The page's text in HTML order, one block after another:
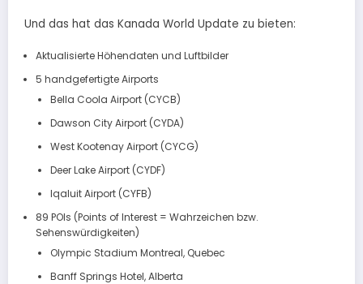
Und das hat das Kanada World Update zu bieten:
Aktualisierte Höhendaten und Luftbilder
5 handgefertigte Airports
Bella Coola Airport (CYCB)
Dawson City Airport (CYDA)
West Kootenay Airport (CYCG)
Deer Lake Airport (CYDF)
Iqaluit Airport (CYFB)
89 POIs (Points of Interest = Wahrzeichen bzw.
Sehenswürdigkeiten)
Olympic Stadium Montreal, Quebec
Banff Springs Hotel, Alberta